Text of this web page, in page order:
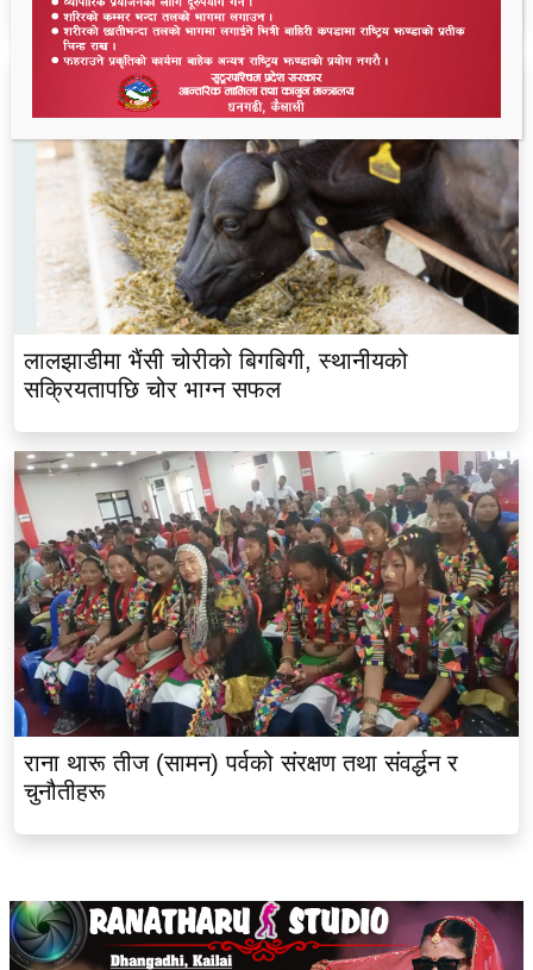
लालझाडीमा भैंसी चोरीको बिगबिगी, स्थानीयको
सक्रियतापछि चोर भाग्न सफल
राना थारू तीज (सामन) पर्वको संरक्षण तथा संवर्द्धन र
चुनौतीहरू